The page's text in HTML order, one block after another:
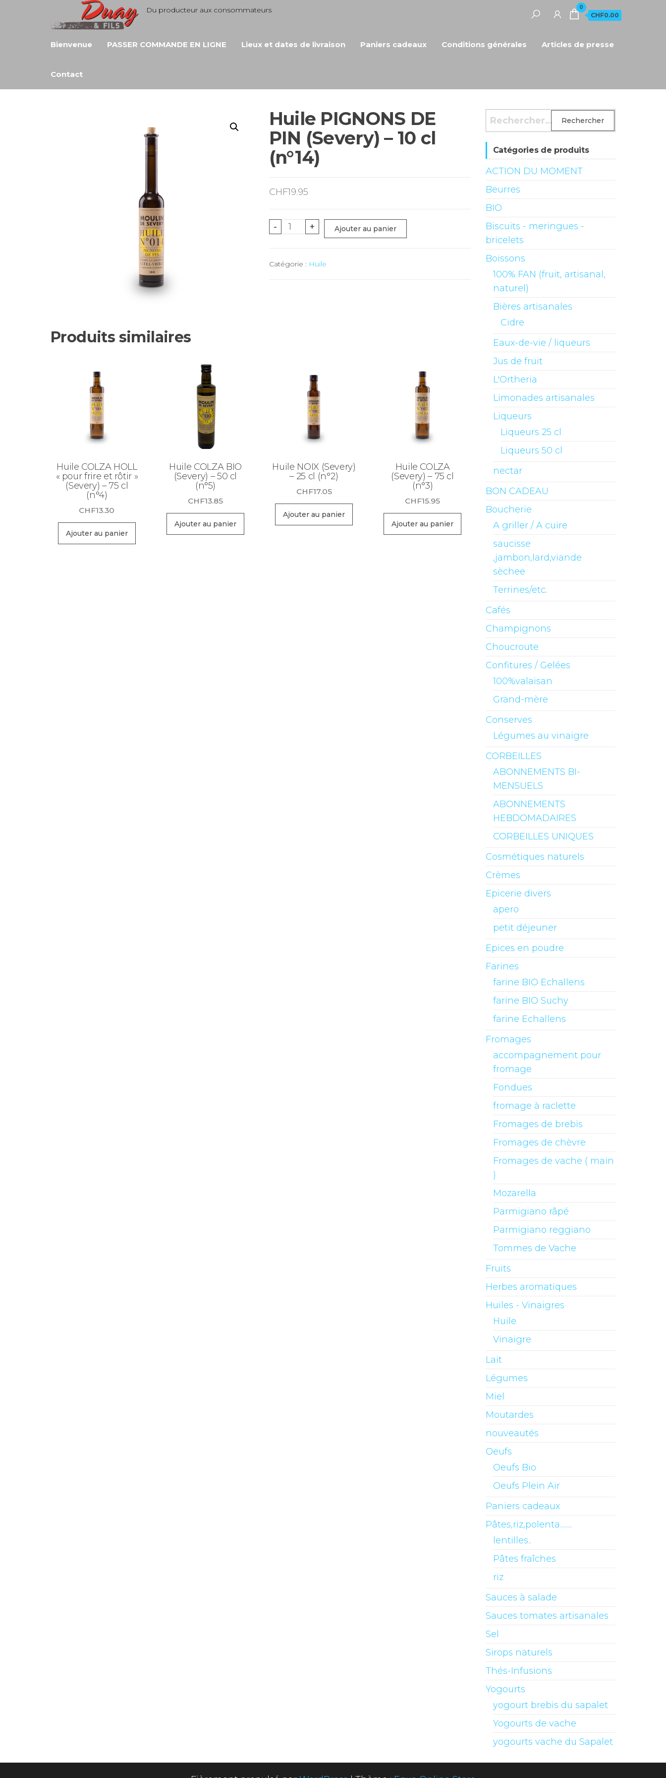
Du producteur aux consommateurs 0
CHF0.00
Bienvenue PASSER COMMANDE EN LIGNE Lieux et dates de livraison Paniers cadeaux Conditions générales Articles de presse
Contact
Huile PIGNONS DE
PIN (Severy) – 10 cl
(n°14)
CHF19.95
-
quantité
PIGNONS
+ Ajouter au panier
Catégorie : Huile
Produits similaires
Huile COLZA HOLL
« pour frire et rôtir »
(Severy) – 75 cl
(n°4)
CHF13.30
Ajouter au panier
Huile COLZA BIO
(Severy) – 50 cl
(n°5)
CHF13.85
Ajouter au panier
Huile NOIX (Severy)
– 25 cl (n°2)
CHF17.05
Ajouter au panier
Huile COLZA
(Severy) – 75 cl
(n°3)
CHF15.95
Ajouter au panier
Rechercher :
Catégories de produits
ACTION DU MOMENT
Beurres
BIO
Biscuits - meringues -
bricelets
Boissons
100% FAN (fruit, artisanal,
naturel)
Bières artisanales
Cidre
Eaux-de-vie / liqueurs
Jus de fruit
L'Ortheria
Limonades artisanales
Liqueurs
Liqueurs 25 cl
Liqueurs 50 cl
nectar
BON CADEAU
Boucherie
A griller / A cuire
saucisse
,jambon,lard,viande
sèchee
Terrines/etc.
Cafés
Champignons
Choucroute
Confitures / Gelées
100%valaisan
Grand-mère
Conserves
Légumes au vinaigre
CORBEILLES
ABONNEMENTS BI-
MENSUELS
ABONNEMENTS
HEBDOMADAIRES
CORBEILLES UNIQUES
Cosmétiques naturels
Crèmes
Epicerie divers
apero
petit déjeuner
Epices en poudre
Farines
farine BIO Echallens
farine BIO Suchy
farine Echallens
Fromages
accompagnement pour
fromage
Fondues
fromage à raclette
Fromages de brebis
Fromages de chèvre
Fromages de vache ( main
)
Mozarella
Parmigiano râpé
Parmigiano reggiano
Tommes de Vache
Fruits
Herbes aromatiques
Huiles - Vinaigres
Huile
Vinaigre
Lait
Légumes
Miel
Moutardes
nouveautés
Oeufs
Oeufs Bio
Oeufs Plein Air
Paniers cadeaux
Pâtes,riz,polenta........
lentilles..
Pâtes fraîches
riz
Sauces à salade
Sauces tomates artisanales
Sel
Sirops naturels
Thés-Infusions
Yogourts
yogourt brebis du sapalet
Yogourts de vache
yogourts vache du Sapalet